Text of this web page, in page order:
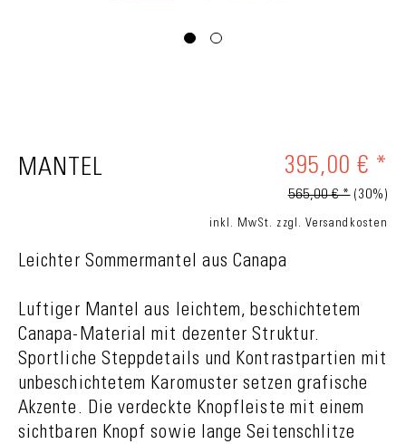
MANTEL 395,00 € *
565,00 € * (30%)
inkl. MwSt. zzgl. Versandkosten
Leichter Sommermantel aus Canapa
Luftiger Mantel aus leichtem, beschichtetem
Canapa-Material mit dezenter Struktur.
Sportliche Steppdetails und Kontrastpartien mit
unbeschichtetem Karomuster setzen grafische
Akzente. Die verdeckte Knopfleiste mit einem
sichtbaren Knopf sowie lange Seitenschlitze